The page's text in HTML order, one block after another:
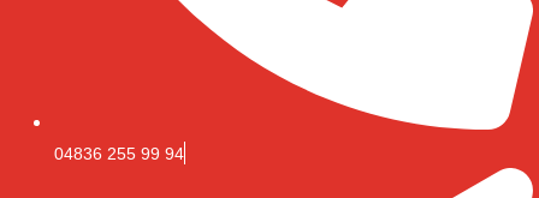
04836 255 99 94